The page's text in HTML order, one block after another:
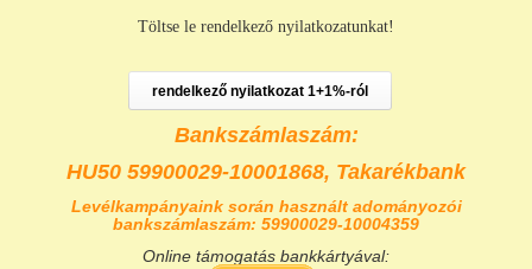
Töltse le rendelkező nyilatkozatunkat!
rendelkező nyilatkozat 1+1%-ról
Bankszámlaszám:
HU50 59900029-10001868, Takarékbank
Levélkampányaink során használt adományozói
bankszámlaszám: 59900029-10004359
Online támogatás bankkártyával: